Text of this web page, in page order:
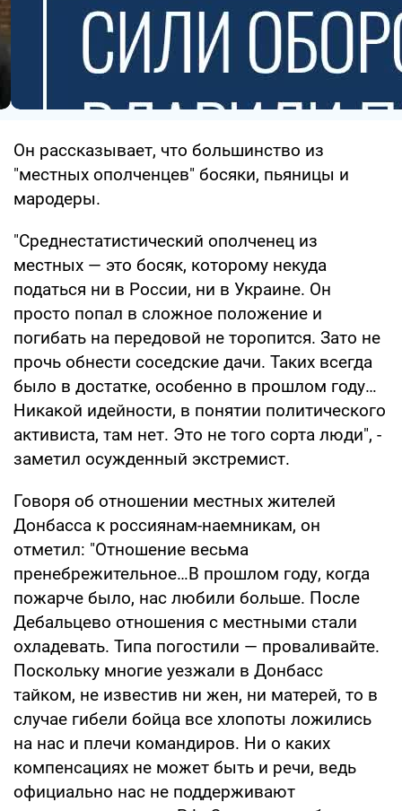
Он рассказывает, что большинство из
"местных ополченцев" босяки, пьяницы и
мародеры.
"Среднестатистический ополченец из
местных — это босяк, которому некуда
податься ни в России, ни в Украине. Он
просто попал в сложное положение и
погибать на передовой не торопится. Зато не
прочь обнести соседские дачи. Таких всегда
было в достатке, особенно в прошлом году…
Никакой идейности, в понятии политического
активиста, там нет. Это не того сорта люди", -
заметил осужденный экстремист.
Говоря об отношении местных жителей
Донбасса к россиянам-наемникам, он
отметил: "Отношение весьма
пренебрежительное…В прошлом году, когда
пожарче было, нас любили больше. После
Дебальцево отношения с местными стали
охладевать. Типа погостили — проваливайте.
Поскольку многие уезжали в Донбасс
тайком, не известив ни жен, ни матерей, то в
случае гибели бойца все хлопоты ложились
на нас и плечи командиров. Ни о каких
компенсациях не может быть и речи, ведь
официально нас не поддерживают